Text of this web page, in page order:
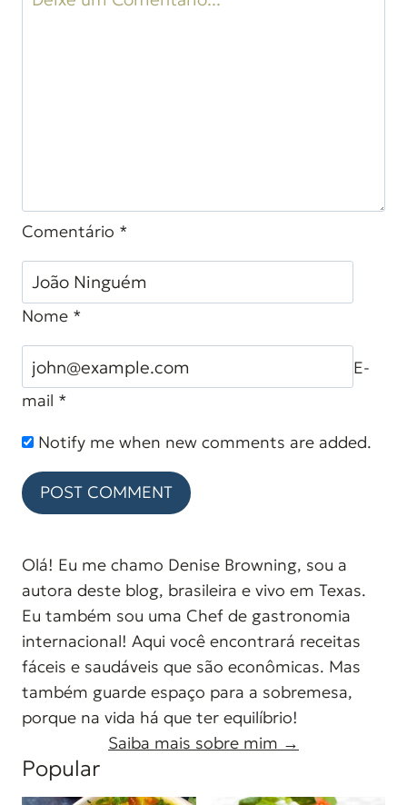
Comentário *
Nome *
E-
mail *
Notify me when new comments are added.
Olá! Eu me chamo Denise Browning, sou a
autora deste blog, brasileira e vivo em Texas.
Eu também sou uma Chef de gastronomia
internacional! Aqui você encontrará receitas
fáceis e saudáveis que são econômicas. Mas
também guarde espaço para a sobremesa,
porque na vida há que ter equilíbrio!
Saiba mais sobre mim →
Popular